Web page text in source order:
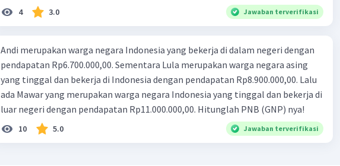
d. 1 dan 2 e. 2 dan 4
4 3.0 Jawaban terverifikasi
Andi merupakan warga negara Indonesia yang bekerja di dalam negeri dengan
pendapatan Rp6.700.000,00. Sementara Lula merupakan warga negara asing
yang tinggal dan bekerja di Indonesia dengan pendapatan Rp8.900.000,00. Lalu
ada Mawar yang merupakan warga negara Indonesia yang tinggal dan bekerja di
luar negeri dengan pendapatan Rp11.000.000,00. Hitunglah PNB (GNP) nya!
10 5.0 Jawaban terverifikasi